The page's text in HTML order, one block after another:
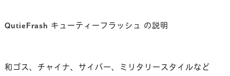
QutieFrash キューティーフラッシュ の説明
和ゴス、チャイナ、サイバー、ミリタリースタイルなど